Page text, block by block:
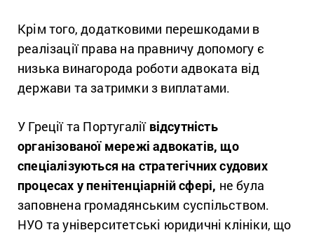
Крім того, додатковими перешкодами в
реалізації права на правничу допомогу є
низька винагорода роботи адвоката від
держави та затримки з виплатами.
У Греції та Португалії відсутність
організованої мережі адвокатів, що
спеціалізуються на стратегічних судових
процесах у пенітенціарній сфері, не була
заповнена громадянським суспільством.
НУО та університетські юридичні клініки, що